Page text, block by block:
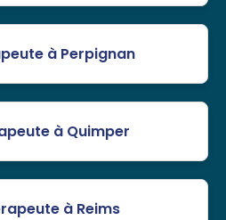
à Perpignan
à Quimper
à Reims